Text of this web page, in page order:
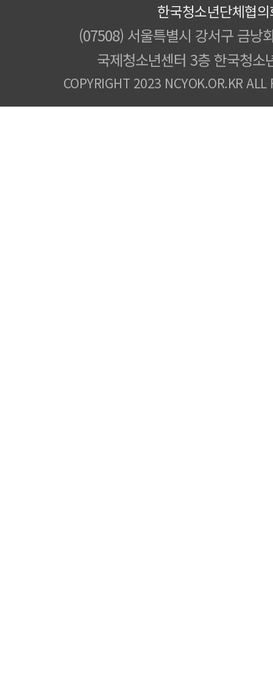
한국청소년단체협
(07508) 서울특별시 강서구 금낭
국제청소년센터 3층 한국청소
COPYRIGHT 2023 NCYOK.OR.KR ALL